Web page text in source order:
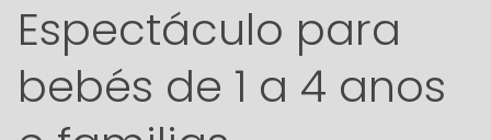
Espectáculo para
bebés de 1 a 4 anos